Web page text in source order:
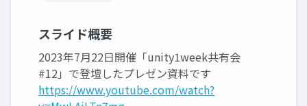
スライド概要
2023年7月22日開催「unity1week共有会
#12」で登壇したプレゼン資料です
https://www.youtube.com/watch?